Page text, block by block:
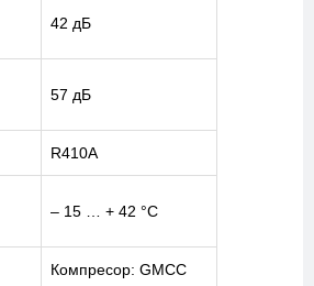
42 дБ
57 дБ
R410A
– 15 … + 42 °C
Компресор: GMCC